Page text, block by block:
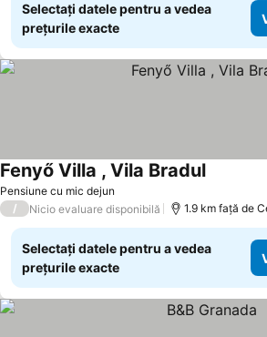
Selectați datele pentru a vedea
prețurile exacte
Pensiune cu mic dejun
Fenyő Villa , Vila BradulVedeți
/ Nicio evaluare disponibilă 1.9 km faţă de
Selectați datele pentru a vedea
prețurile exacte